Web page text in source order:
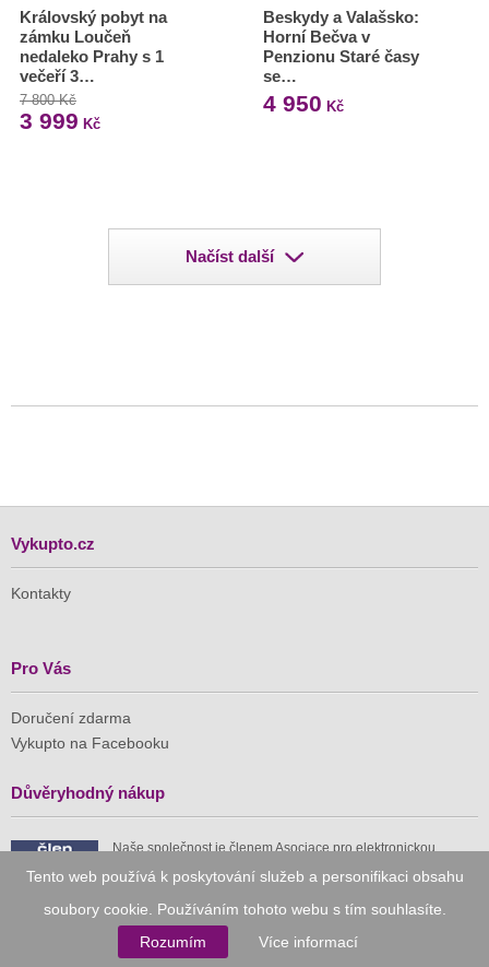
Tento web používá k poskytování služeb a personifikaci obsahu
soubory cookie. Používáním tohoto webu s tím souhlasíte.
Rozumím
Více informací
Královský pobyt na
zámku Loučeň
nedaleko Prahy s 1
večeří 3…
7 800 Kč
3 999 Kč
Beskydy a Valašsko:
Horní Bečva v
Penzionu Staré časy
se…
4 950 Kč
Načíst další
Vykupto.cz
Kontakty
Pro Vás
Doručení zdarma
Vykupto na Facebooku
Důvěryhodný nákup
Naše společnost je členem Asociace pro elektronickou